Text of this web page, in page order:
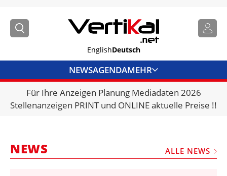
EnglishDeutsch
NEWSAGENDAMEHR
BRANCHENLINKS
VERMIETER
Für Ihre Anzeigen Planung Mediadaten 2026
Stellenanzeigen PRINT und ONLINE aktuelle Preise !!
NEWS ALLE NEWS